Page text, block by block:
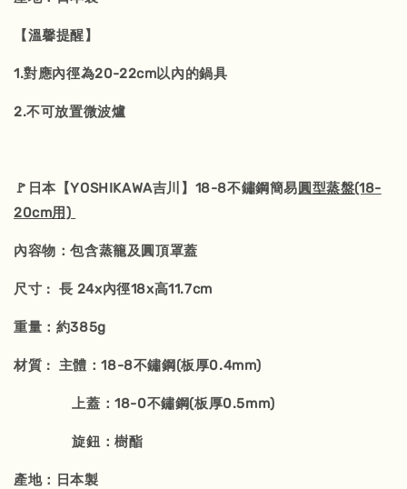
【溫馨提醒】
1.對應內徑為20-22cm以內的鍋具
2.不可放置微波爐
🚩日本【YOSHIKAWA吉川】18-8不鏽鋼簡易圓型蒸盤(18-
20cm用)
內容物：包含蒸籠及圓頂罩蓋
尺寸 : 長 24x內徑18x高11.7cm
重量：約385g
材質 : 主體：18-8不鏽鋼(板厚0.4mm)
上蓋：18-0不鏽鋼(板厚0.5mm)
旋鈕：樹酯
產地：日本製